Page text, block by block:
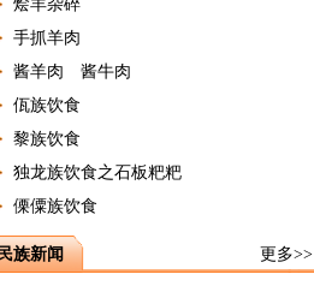
烩羊杂碎
手抓羊肉
酱羊肉 酱牛肉
佤族饮食
黎族饮食
独龙族饮食之石板粑粑
傈僳族饮食
更多>>
族新闻